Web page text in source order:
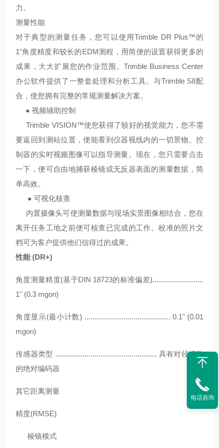
力。
测量性能
对于典型的测量任务，您可以使用Trimble DR Plus™的
1"角度精度和较长的EDM测程，用简便的设置获得更多的
成果，大大扩展您的作业范围。Trimble Business Center
办公软件提供了一整套处理和分析工具。与Trimble S8配
合，使您拥有完整的常规测量解决方案。
● 视频辅助控制
Trimble VISION™使您获得了较好的视觉能力，您不需
要返回到测站位置，便能看到仪器视线内的一切景物。控
制器的实时视频图像可以指导测量。现在，您只需要点击
一下，便可自由地捕获棱镜或无反器表面的测量数据，简
单高效。
● 可视化核查
内置摄像头可使测量数据与现场实景图像相结合，您在
离开任务工地之前便可核查已完成的工作。校准的照片文
档可为客户提供他们信得过的成果。
性能 (DR+)
角度测量精度(基于DIN 18723的标准偏差)..........................
1" (0.3 mgon)
角度显示(最小计数) ............................................ 0.1" (0.01
mgon)
传感器类型 .................................................... 具有对径读数
的绝对编码器
其它距离测量
精度(RMSE)
棱镜模式
电话咨询